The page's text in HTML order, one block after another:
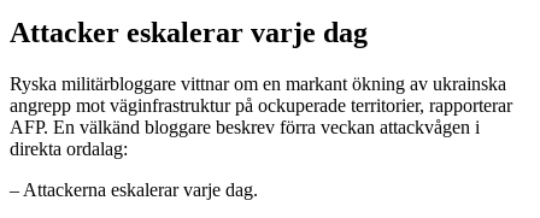
Attacker eskalerar varje dag
Ryska militärbloggare vittnar om en markant ökning av ukrainska
angrepp mot väginfrastruktur på ockuperade territorier, rapporterar
AFP. En välkänd bloggare beskrev förra veckan attackvågen i
direkta ordalag:
– Attackerna eskalerar varje dag.